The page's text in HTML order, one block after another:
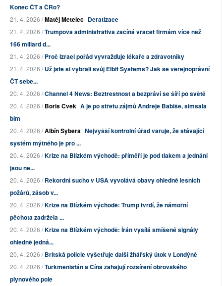
Konec ČT a ČRo?
21. 4. 2026 /Matěj Metelec Deratizace
21. 4. 2026 /Trumpova administrativa začíná vracet firmám více než
166 miliard d...
21. 4. 2026 /Proč Izrael pořád vyvražďuje lékaře a zdravotníky
21. 4. 2026 /Už jste si vybrali svůj Elbit Systems? Jak se veřejnoprávní
ČT sebe...
20. 4. 2026 /Channel 4 News: Beztrestnost a bezpráví se šíří po světě
20. 4. 2026 /Boris Cvek A je po střetu zájmů Andreje Babiše, simsala
bim
20. 4. 2026 /Albín Sybera Nejvyšší kontrolní úřad varuje, že stávající
systém mýtného je pro ...
20. 4. 2026 /Krize na Blízkém východě: příměří je pod tlakem a jednání
jsou ne...
20. 4. 2026 /Rekordní sucho v USA vyvolává obavy ohledně lesních
požárů, zásob v...
20. 4. 2026 /Krize na Blízkém východě: Trump tvrdí, že námořní
pěchota zadržela ...
20. 4. 2026 /Krize na Blízkém východě: Írán vysílá smíšené signály
ohledně jedná...
20. 4. 2026 /Britská policie vyšetřuje další žhářský útok v Londýně
20. 4. 2026 /Turkmenistán a Čína zahajují rozšíření obrovského
plynového pole